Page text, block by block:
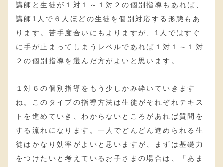
講師と生徒が１対１～１対２の個別指導もあれば、
講師1人で６人ほどの生徒を個別対応する形態もあ
ります。苦手度合いにもよりますが、1人ではすぐ
に手が止まってしまうレベルであれば１対１～１対
２の個別指導を選んだ方がよいと思います。
１対６の個別指導をもう少しかみ砕いていきます
ね。このタイプの指導方法は生徒がそれぞれテキス
トを進めていき、わからないところがあれば質問を
する流れになります。一人でどんどん進められる生
徒はかなり効率がよいと思いますが、まずは基礎力
をつけたいと考えているお子さまの場合は、「あま